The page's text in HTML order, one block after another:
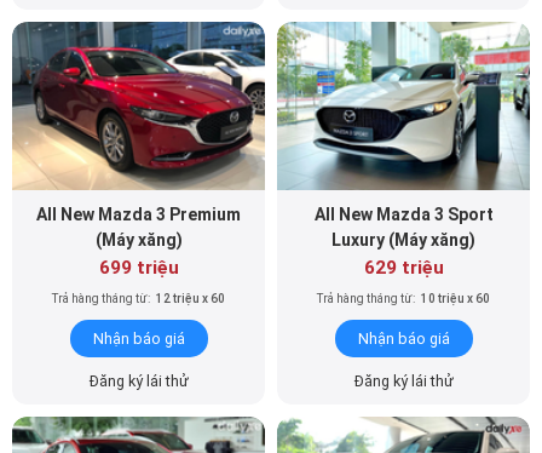
All New Mazda 3 Premium
(Máy xăng)
699 triệu
Trả hàng tháng từ: 12 triệu x 60
Nhận báo giá
Đăng ký lái thử
All New Mazda 3 Sport
Luxury (Máy xăng)
629 triệu
Trả hàng tháng từ: 10 triệu x 60
Nhận báo giá
Đăng ký lái thử